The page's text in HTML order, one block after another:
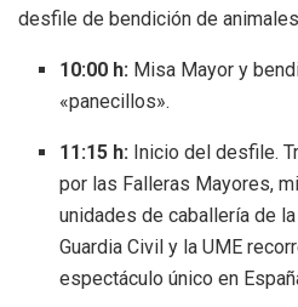
desfile de bendición de
10:00 h: Misa Mayor y
«panecillos».
11:15 h: Inicio del desfile.
por las Falleras Mayores,
unidades de caballería de
Guardia Civil y la UME
espectáculo único en